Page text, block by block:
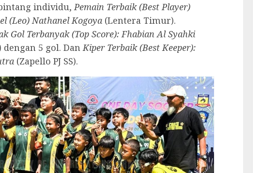
individu,Pemain Terbaik (Best Player)
(Leo) Nathanel Kogoya (Lentera Timur).
Gol Terbanyak (Top Score): Fhabian Al Syahki
dengan 5 gol. DanKiper Terbaik (Best Keeper):
(Zapello PJ SS).